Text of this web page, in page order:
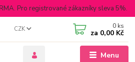
Pro registrované zákazníky sleva 5%.
Menu
CZK 0 ks
za 0,00 Kč